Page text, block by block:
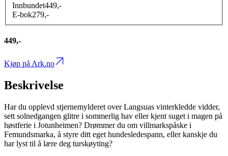
Innbundet449,-
E-bok279,-
449,-
Kjøp på Ark.no
Beskrivelse
Har du opplevd stjernemylderet over Langsuas vinterkledde vidder,
sett solnedgangen glitre i sommerlig hav eller kjent suget i magen på
høstferie i Jotunheimen? Drømmer du om villmarkspåske i
Femundsmarka, å styre ditt eget hundesledespann, eller kanskje du
har lyst til å lære deg turskøyting?